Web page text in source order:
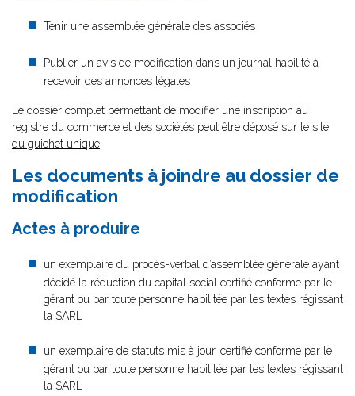
Tenir une assemblée générale des associés
Publier un avis de modification dans un journal habilité à
recevoir des annonces légales
Le dossier complet permettant de modifier une inscription au
registre du commerce et des sociétés peut être déposé sur le site
du guichet unique
Les documents à joindre au dossier de
modification
Actes à produire
un exemplaire du procès-verbal d’assemblée générale ayant
décidé la réduction du capital social certifié conforme par le
gérant ou par toute personne habilitée par les textes régissant
la SARL
un exemplaire de statuts mis à jour, certifié conforme par le
gérant ou par toute personne habilitée par les textes régissant
la SARL